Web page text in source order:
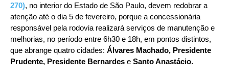
270), no interior do Estado de São Paulo, devem redobrar a
atenção até o dia 5 de fevereiro, porque a concessionária
responsável pela rodovia realizará serviços de manutenção e
melhorias, no período entre 6h30 e 18h, em pontos distintos,
que abrange quatro cidades: Álvares Machado, Presidente
Prudente, Presidente Bernardes e Santo Anastácio.